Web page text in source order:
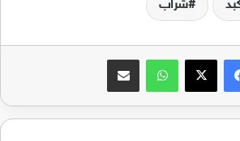
شراب
فيسبوك‫X واتساب مشاركة عبر البريد